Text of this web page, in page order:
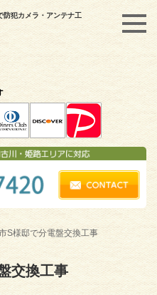
防犯カメラ・アンテナ工
S様邸で分電盤交換工事
交換工事